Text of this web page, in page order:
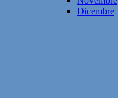
Dicembre